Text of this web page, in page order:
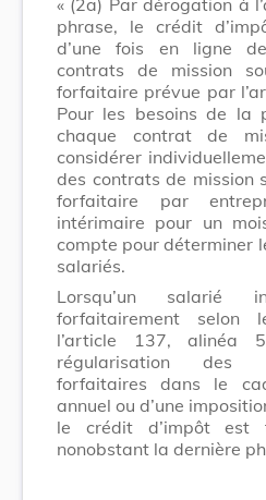
phrase, le crédit
d’une fois en ligne
contrats de mission
forfaitaire prévue par
Pour les besoins de la
chaque contrat de
considérer
des contrats de mission
forfaitaire par
intérimaire pour un
compte pour déterminer
salariés.
Lorsqu’un salarié
forfaitairement selon
l’article 137, alinéa
régularisation des
forfaitaires dans le
annuel ou d’une
le crédit d’impôt est
nonobstant la dernière